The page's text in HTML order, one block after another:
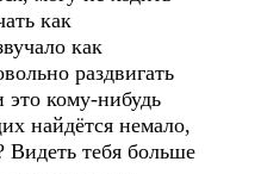
как
как
раздвигать
это кому-нибудь
найдётся немало,
тебя больше